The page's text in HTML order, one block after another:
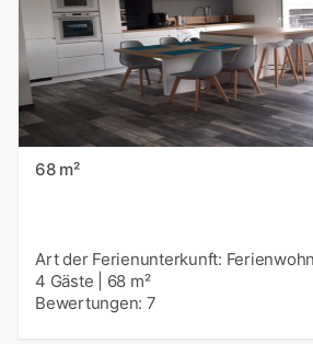
68 m²
Art der Ferienunterkunft:
4 Gäste
68 m²
Bewertungen: 7